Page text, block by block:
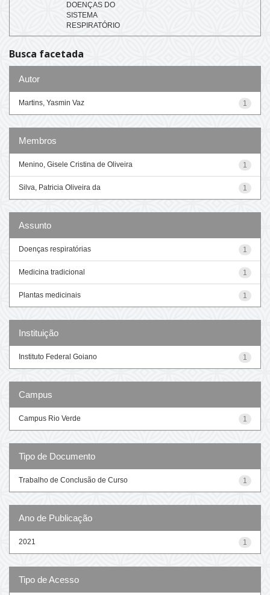
DOENÇAS DO
SISTEMA
RESPIRATÓRIO
Busca facetada
Autor
1
Martins, Yasmin Vaz
Membros
1
Menino, Gisele Cristina de Oliveira
1
Silva, Patricia Oliveira da
Assunto
1
Doenças respiratórias
1
Medicina tradicional
1
Plantas medicinais
Instituição
1
Instituto Federal Goiano
Campus
1
Campus Rio Verde
Tipo de Documento
1
Trabalho de Conclusão de Curso
Ano de Publicação
1
2021
Tipo de Acesso